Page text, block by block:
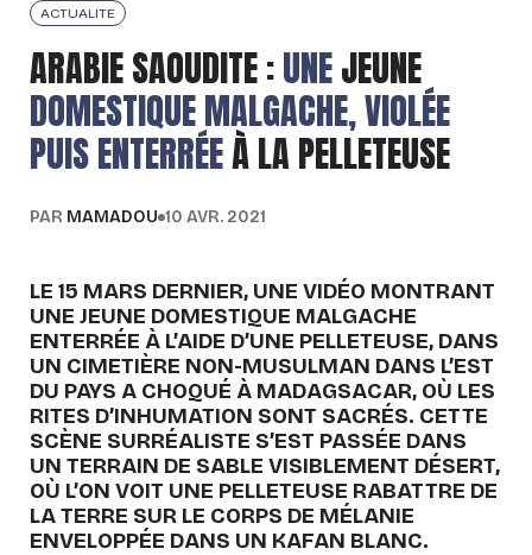
ACTUALITE
ARABIE SAOUDITE :UNEJEUNE
DOMESTIQUE MALGACHE, VIOLÉE
PUIS ENTERRÉEÀ LA PELLETEUSE
PAR MAMADOU 10 AVR. 2021
LE 15 MARS DERNIER, UNE VIDÉO MONTRANT
UNE JEUNE DOMESTIQUE MALGACHE
ENTERRÉE À L’AIDE D’UNE PELLETEUSE, DANS
UN CIMETIÈRE NON-MUSULMAN DANS L’EST
DU PAYS A CHOQUÉ À MADAGSACAR, OÙ LES
RITES D’INHUMATION SONT SACRÉS. CETTE
SCÈNE SURRÉALISTE S’EST PASSÉE DANS
UN TERRAIN DE SABLE VISIBLEMENT DÉSERT,
OÙ L’ON VOIT UNE PELLETEUSE RABATTRE DE
LA TERRE SUR LE CORPS DE MÉLANIE
ENVELOPPÉE DANS UN KAFAN BLANC.